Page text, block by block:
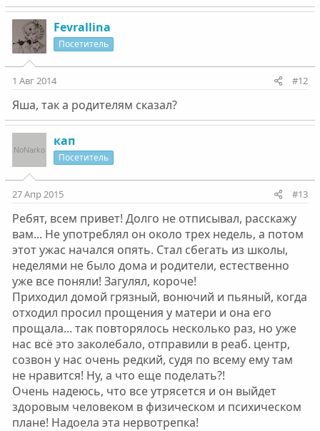
Fevrallina
Посетитель
1 Авг 2014 #12
Яша, так а родителям сказал?
кап
Посетитель
27 Апр 2015 #13
Ребят, всем привет! Долго не отписывал, расскажу
вам... Не употреблял он около трех недель, а потом
этот ужас начался опять. Стал сбегать из школы,
неделями не было дома и родители, естественно
уже все поняли! Загулял, короче!
Приходил домой грязный, вонючий и пьяный, когда
отходил просил прощения у матери и она его
прощала... так повторялось несколько раз, но уже
нас всё это заколебало, отправили в реаб. центр,
созвон у нас очень редкий, судя по всему ему там
не нравится! Ну, а что еще поделать?!
Очень надеюсь, что все утрясется и он выйдет
здоровым человеком в физическом и психическом
плане! Надоела эта нервотрепка!